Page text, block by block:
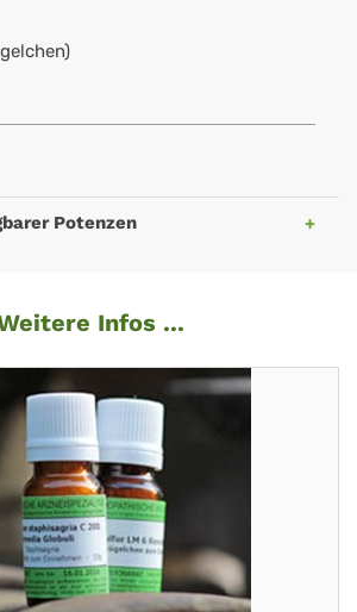
Potenzen
Infos ...